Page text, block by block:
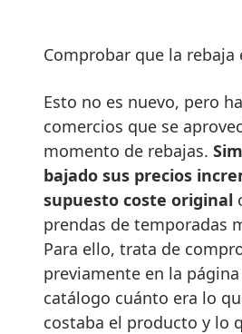
Comprobar que la rebaja
Esto no es nuevo, pero
comercios que se
momento de rebajas.
bajado sus precios
supuesto coste original
prendas de temporadas
Para ello, trata de
previamente en la
catálogo cuánto era lo
costaba el producto y lo